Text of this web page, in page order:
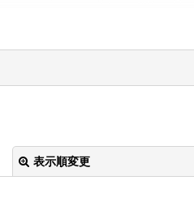
表示順変更